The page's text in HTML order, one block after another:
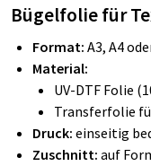
Bügelfolie für
Format: A3, A4
Material:
UV-DTF Folie
Transferfolie
Druck: einseitig
Zuschnitt: auf